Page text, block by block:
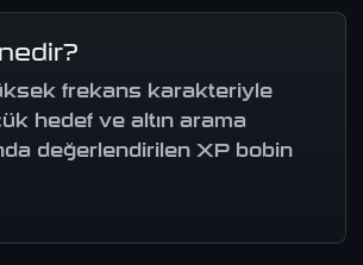
frekans karakteriyle
hedef ve altın arama
değerlendirilen XP bobin